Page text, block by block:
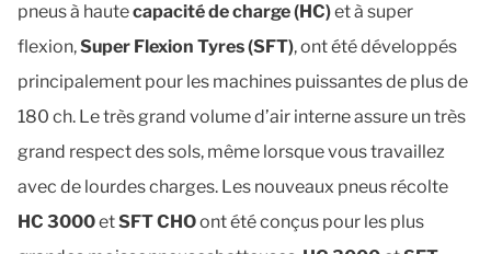
pneus à haute capacité de charge (HC) et à super
flexion, Super Flexion Tyres (SFT), ont été développés
principalement pour les machines puissantes de plus de
180 ch. Le très grand volume d’air interne assure un très
grand respect des sols, même lorsque vous travaillez
HC 3000 et SFT CHO ont été conçus pour les plus